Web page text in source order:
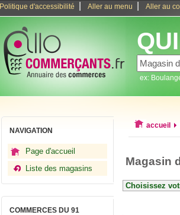
Politique d'accessibilité Aller au menu Aller au
ex:
NAVIGATION
Page d'accueil
Liste des magasins
COMMERCES DU 91
accueil
Magasin